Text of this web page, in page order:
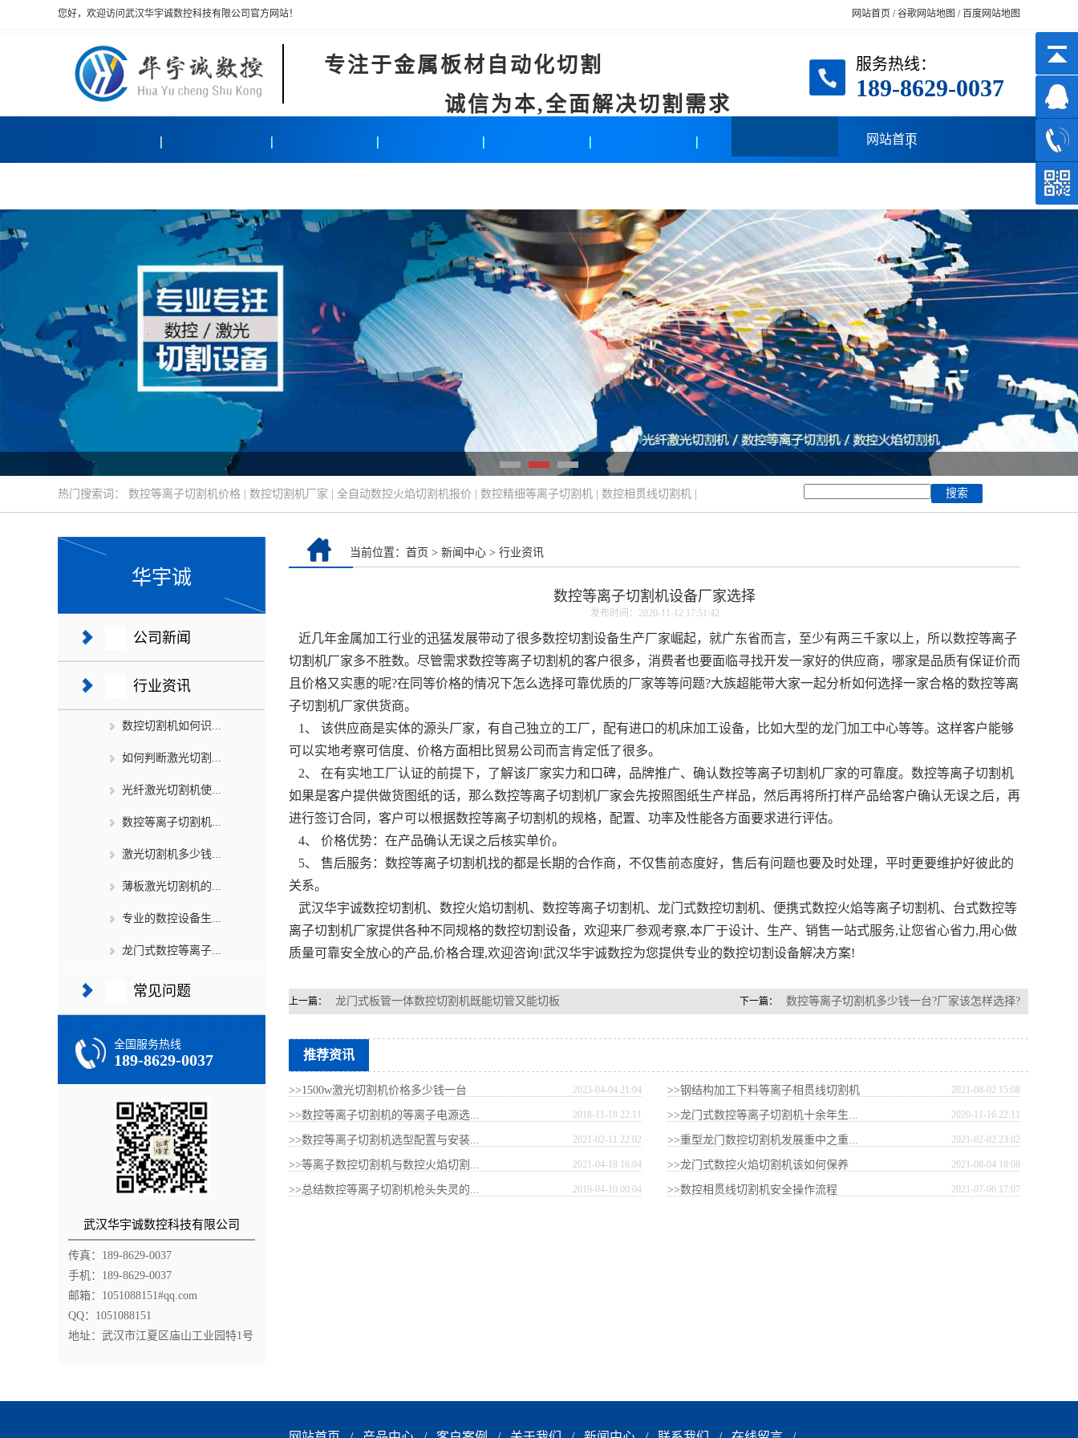
您好，欢迎访问武汉华宇诚数控科技有限公司官方网站！ 网站首页 /谷歌网站地图 / 百度网站地图
专注于金属板材自动化切割
诚信为本,全面解决切割需求
服务热线：
189-8629-0037
网站首页
热门搜索词： 数控等离子切割机价格 数控切割机厂家 全自动数控火焰切割机报价 数控精细等离子切割机 数控相贯线切割机
华宇诚
公司新闻
行业资讯
数控切割机如何识...
如何判断激光切割...
光纤激光切割机使...
数控等离子切割机...
激光切割机多少钱...
薄板激光切割机的...
专业的数控设备生...
龙门式数控等离子...
常见问题
全国服务热线
189-8629-0037
武汉华宇诚数控科技有限公司
传真：189-8629-0037
手机：189-8629-0037
邮箱：1051088151#qq.com
QQ：1051088151
地址：武汉市江夏区庙山工业园特1号
当前位置： 首页 > 新闻中心 > 行业资讯
数控等离子切割机设备厂家选择
发布时间：2020-11-12 17:51:42
近几年金属加工行业的迅猛发展带动了很多数控切割设备生产厂家崛起，就广东省而言，至少有两三千家以上，所以数控等离子
切割机厂家多不胜数。尽管需求数控等离子切割机的客户很多，消费者也要面临寻找开发一家好的供应商，哪家是品质有保证价而
且价格又实惠的呢?在同等价格的情况下怎么选择可靠优质的厂家等等问题?大族超能带大家一起分析如何选择一家合格的数控等离
子切割机厂家供货商。
1、 该供应商是实体的源头厂家，有自己独立的工厂，配有进口的机床加工设备，比如大型的龙门加工中心等等。这样客户能够
可以实地考察可信度、价格方面相比贸易公司而言肯定低了很多。
2、 在有实地工厂认证的前提下，了解该厂家实力和口碑，品牌推广、确认数控等离子切割机厂家的可靠度。 数控等离子切割机
如果是客户提供做货图纸的话，那么数控等离子切割机厂家会先按照图纸生产样品，然后再将所打样产品给客户确认无误之后，再
进行签订合同，客户可以根据数控等离子切割机的规格，配置、功率及性能各方面要求进行评估。
4、 价格优势：在产品确认无误之后核实单价。
5、 售后服务：数控等离子切割机找的都是长期的合作商，不仅售前态度好，售后有问题也要及时处理，平时更要维护好彼此的
关系。
武汉华宇诚数控切割机、数控火焰切割机、数控等离子切割机、龙门式数控切割机、便携式数控火焰等离子切割机、台式数控等
离子切割机厂家提供各种不同规格的数控切割设备，欢迎来厂参观考察,本厂于设计、生产、销售一站式服务,让您省心省力,用心做
质量可靠安全放心的产品,价格合理,欢迎咨询!武汉华宇诚数控为您提供专业的数控切割设备解决方案!
上一篇： 龙门式板管一体数控切割机既能切管又能切板 下一篇： 数控等离子切割机多少钱一台?厂家该怎样选择?
推荐资讯
>>1500w激光切割机价格多少钱一台 2023-04-04 21:04
>>数控等离子切割机的等离子电源选... 2018-11-18 22:11
>>数控等离子切割机选型配置与安装... 2021-02-11 22:02
>>等离子数控切割机与数控火焰切割... 2021-04-18 16:04
>>总结数控等离子切割机枪头失灵的... 2019-04-10 00:04
>>钢结构加工下料等离子相贯线切割机 2021-08-02 15:08
>>龙门式数控等离子切割机十余年生... 2020-11-16 22:11
>>重型龙门数控切割机发展重中之重... 2021-02-02 23:02
>>龙门式数控火焰切割机该如何保养 2021-08-04 18:08
>>数控相贯线切割机安全操作流程 2021-07-06 17:07